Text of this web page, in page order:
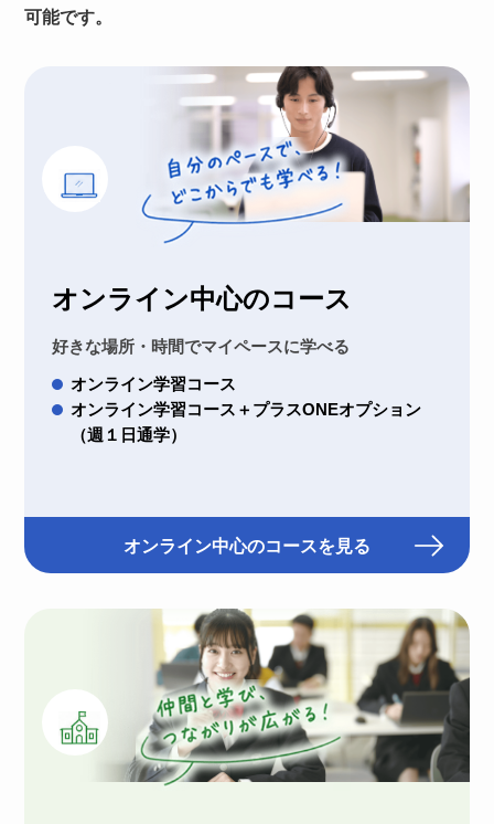
可能です。
オンライン中心のコース
好きな場所・時間でマイペースに学べる
オンライン学習コース
オンライン学習コース＋プラスONEオプション
（週１日通学）
オンライン中心のコースを見る